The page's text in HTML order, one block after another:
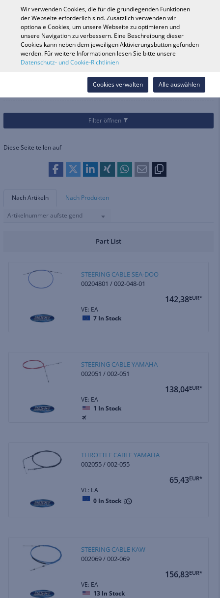
Fahrzeugsuche
Shop durchsuchen
Kategorien Teile & Zubehör
Lenker & Griffarmaturen
Filter öffnen
Diese Seite teilen auf
Nach Artikeln Nach Produkten
Artikelnummer aufsteigend
Part List
STEERING CABLE SEA-DOO
00204801 / 002-048-01
142,38EUR*
VE: EA
7 In Stock
STEERING CABLE YAMAHA
002051 / 002-051
138,04EUR*
VE: EA
1 In Stock
THROTTLE CABLE YAMAHA
002055 / 002-055
65,43EUR*
VE: EA
0 In Stock
STEERING CABLE KAW
002069 / 002-069
156,83EUR*
VE: EA
13 In Stock
Wir verwenden Cookies, die für die grundlegenden Funktionen
der Webseite erforderlich sind. Zusätzlich verwenden wir
optionale Cookies, um unsere Webseite zu optimieren und
unsere Navigation zu verbessern. Eine Beschreibung dieser
Cookies kann neben dem jeweiligen Aktivierungsbutton gefunden
werden. Für weitere Informationen lesen Sie bitte unsere
Datenschutz- und Cookie-Richtlinien
Alle auswählen
Cookies verwalten